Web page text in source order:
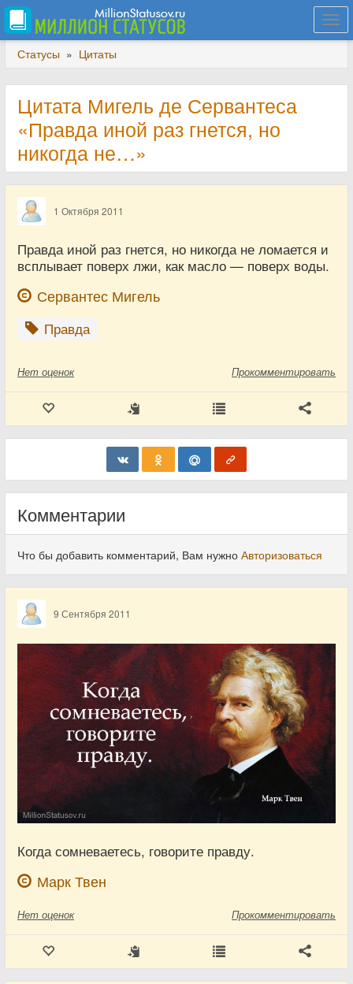
Статусы » Цитаты
Цитата Мигель де Сервантеса
«Правда иной раз гнется, но
никогда не…»
1 Октября 2011
Правда иной раз гнется, но никогда не ломается и
всплывает поверх лжи, как масло — поверх воды.
Сервантес Мигель
Правда
Нет оценок Прокомментировать
Комментарии
Что бы добавить комментарий, Вам нужно Авторизоваться
9 Сентября 2011
Когда сомневаетесь, говорите правду.
Марк Твен
Нет оценок Прокомментировать